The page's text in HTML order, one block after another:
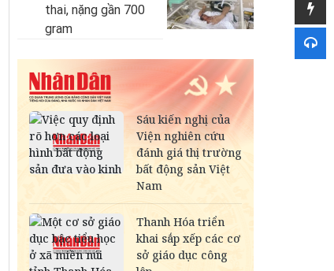
thai, nặng gần 700
gram